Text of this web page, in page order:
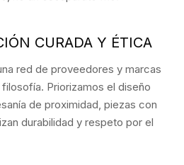
CURADA Y ÉTICA
red de proveedores y marcas
Priorizamos el diseño
de proximidad, piezas con
durabilidad y respeto por el